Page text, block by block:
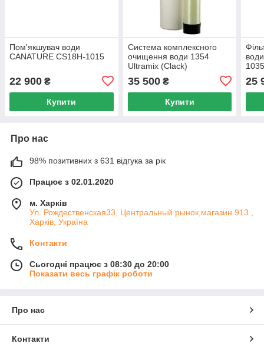
Пом'якшувач води
CANATURE CS18H-1015
22 900 ₴
Купити
Система комплексного
очищення води 1354
Ultramix (Clack)
35 500₴
Купити
25
Про нас
98% позитивних з 631 відгука за рік
Працює з 02.01.2020
м. Харків
Ул. Рождественская33, Центральный рынок,магазин 913 ,
Харків, Україна
Контакти
Сьогодні працює з 08:30 до 20:00
Показати весь графік роботи
Про нас
Контакти